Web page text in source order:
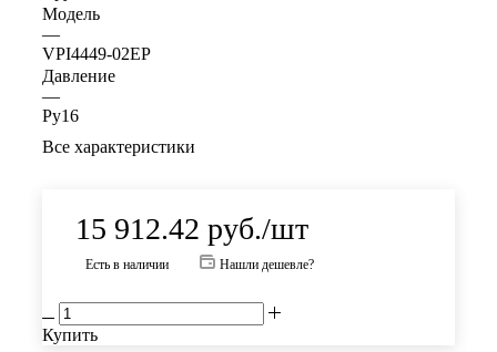
Модель
—
VPI4449-02EP
Давление
—
Ру16
Все характеристики
15 912.42 руб./шт
Есть в наличии Нашли дешевле?
Купить